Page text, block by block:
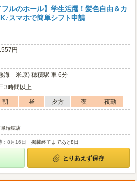
フルのホール】学生活躍！髪色自由＆カ
スマホで簡単シフト申請
円
海－米原) 穂積駅 車 6分
3時間以上
朝 昼 夕方 夜
夜勤
瑞穂店
：8月16日 掲載終了まであと8日
とりあえず保存